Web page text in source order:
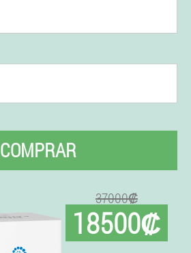
COMPRAR
37000₡
18500₡